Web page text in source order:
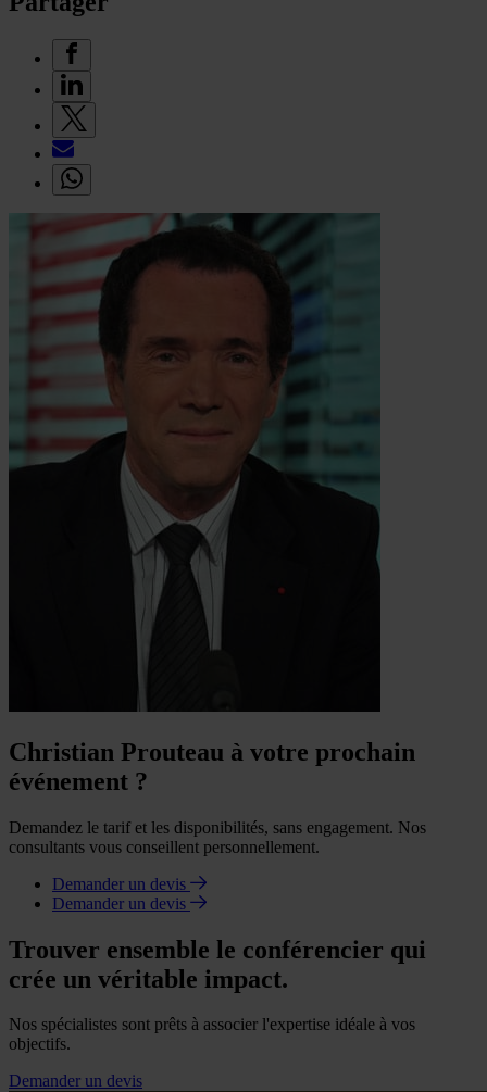
Christian Prouteau à votre prochain
événement ?
Demandez le tarif et les disponibilités, sans engagement. Nos
consultants vous conseillent personnellement.
Demander un devis
Demander un devis
Trouver ensemble le conférencier qui
crée un véritable impact.
Nos spécialistes sont prêts à associer l'expertise idéale à vos
objectifs.
Demander un devis